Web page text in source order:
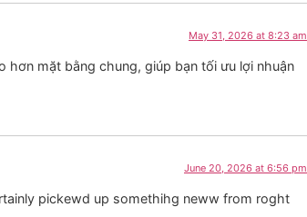
May 31, 2026 at 8:23 am
hơn mặt bằng chung, giúp bạn tối ưu lợi nhuận
June 20, 2026 at 6:56 pm
pickewd up somethihg neww from roght